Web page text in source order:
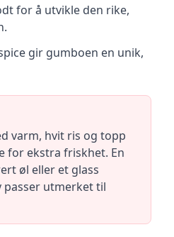
for å utvikle den rike,
gir gumboen en unik,
varm, hvit ris og topp
for ekstra friskhet. En
øl eller et glass
passer utmerket til